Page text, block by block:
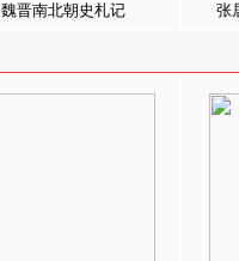
魏晋南北朝史札记 张